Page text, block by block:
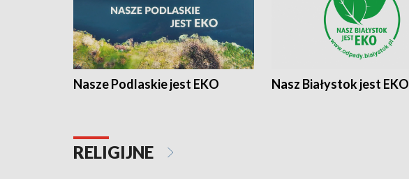
Nasze Podlaskie jest EKO Nasz Białystok jest EKO
RELIGIJNE